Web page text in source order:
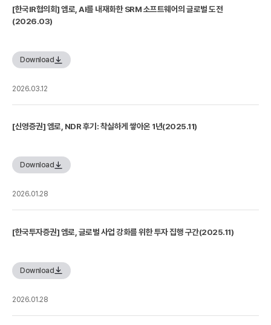
[한국IR협의회] 엠로, AI를 내재화한 SRM 소프트웨어의 글로벌 도전
(2026.03)
Download
2026.03.12
[신영증권] 엠로, NDR 후기: 착실하게 쌓아온 1년(2025.11)
Download
2026.01.28
[한국투자증권] 엠로, 글로벌 사업 강화를 위한 투자 집행 구간(2025.11)
Download
2026.01.28